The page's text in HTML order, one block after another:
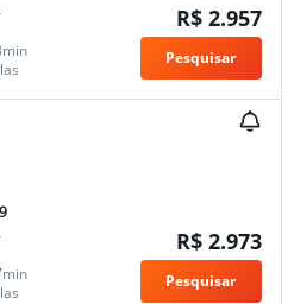
R$ 2.957
Pesquisar
R$ 2.973
Pesquisar